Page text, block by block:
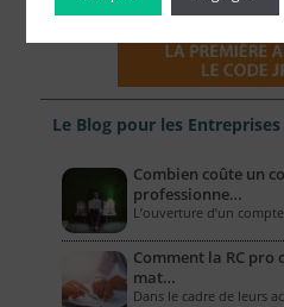
Le Blog pour les Entreprises
Combien coûte un
professionne…
L’ouverture d’un
Comment la RC pro
mat…
Dans le cadre de leurs